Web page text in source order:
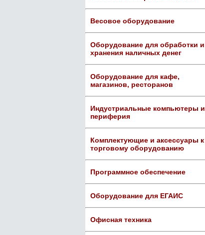
Весовое оборудование
Оборудование для обработки и
хранения наличных денег
Оборудование для кафе,
магазинов, ресторанов
Индустриальные компьютеры и
периферия
Комплектующие и аксессуары к
торговому оборудованию
Программное обеспечение
Оборудование для ЕГАИС
Офисная техника